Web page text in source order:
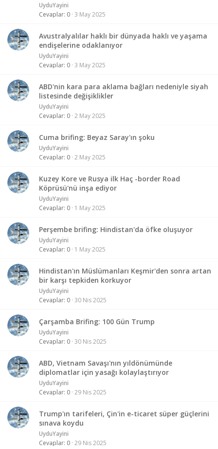
UyduYayini
Cevaplar 0 3 May 2025
Avustralyalılar haklı bir dünyada haklı ve yaşama
endişelerine odaklanıyor
UyduYayini
Cevaplar 0 3 May 2025
ABD'nin kara para aklama bağları nedeniyle siyah
listesinde değişiklikler
UyduYayini
Cevaplar 0 2 May 2025
Cuma brifing: Beyaz Saray'ın şoku
UyduYayini
Cevaplar 0 2 May 2025
Kuzey Kore ve Rusya ilk Haç -border Road
Köprüsü'nü inşa ediyor
UyduYayini
Cevaplar 0 1 May 2025
Perşembe brifing: Hindistan'da öfke oluşuyor
UyduYayini
Cevaplar 0 1 May 2025
Hindistan'ın Müslümanları Keşmir'den sonra artan
bir karşı tepkiden korkuyor
UyduYayini
Cevaplar 0 30 Nis 2025
Çarşamba Brifing: 100 Gün Trump
UyduYayini
Cevaplar 0 30 Nis 2025
ABD, Vietnam Savaşı'nın yıldönümünde
diplomatlar için yasağı kolaylaştırıyor
UyduYayini
Cevaplar 0 29 Nis 2025
Trump'ın tarifeleri, Çin'in e-ticaret süper güçlerini
sınava koydu
UyduYayini
Cevaplar 0 29 Nis 2025